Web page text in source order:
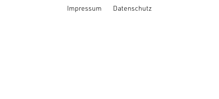
Impressum Datenschutz